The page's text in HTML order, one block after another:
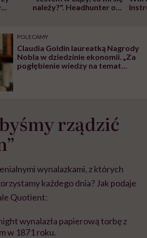
należy?". Headhunter o
pracy
POLECAMY
Claudia Goldin laureatką Nagrody
Nobla w dziedzinie ekonomii. „Za
pogłębienie wiedzy na temat
rządzić
wynalazkami, z których
każdego dnia? Jak podaje
Quotient:
wynalazła papierową torbę z
w 1871 roku.